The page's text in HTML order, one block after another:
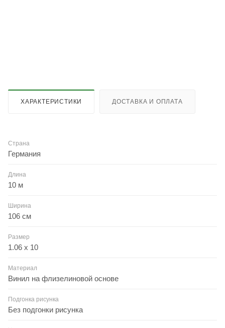
ХАРАКТЕРИСТИКИ ДОСТАВКА И ОПЛАТА
Страна
Германия
Длина
10 м
Ширина
106 см
Размер
1.06 x 10
Материал
Винил на флизелиновой основе
Подгонка рисунка
Без подгонки рисунка